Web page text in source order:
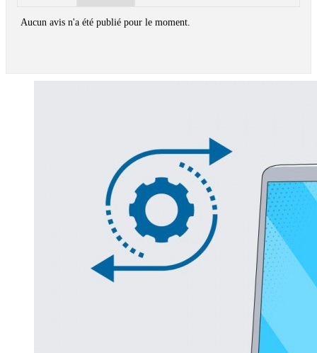
Aucun avis n'a été publié pour le moment.